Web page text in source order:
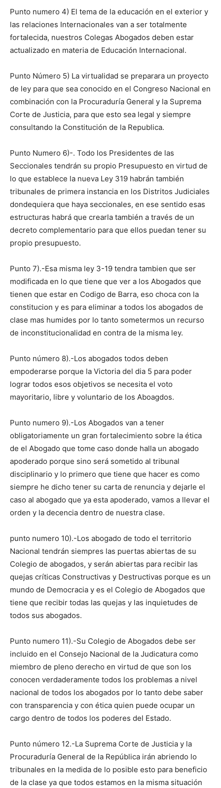
Punto numero 4) El tema de la educación en el exterior y
las relaciones Internacionales van a ser totalmente
fortalecida, nuestros Colegas Abogados deben estar
actualizado en materia de Educación Internacional.
Punto Número 5) La virtualidad se preparara un proyecto
de ley para que sea conocido en el Congreso Nacional en
combinación con la Procuraduría General y la Suprema
Corte de Justicia, para que esto sea legal y siempre
consultando la Constitución de la Republica.
Punto Numero 6)-. Todo los Presidentes de las
Seccionales tendrán su propio Presupuesto en virtud de
lo que establece la nueva Ley 319 habrán también
tribunales de primera instancia en los Distritos Judiciales
dondequiera que haya seccionales, en ese sentido esas
estructuras habrá que crearla también a través de un
decreto complementario para que ellos puedan tener su
propio presupuesto.
Punto 7).-Esa misma ley 3-19 tendra tambien que ser
modificada en lo que tiene que ver a los Abogados que
tienen que estar en Codigo de Barra, eso choca con la
constitucion y es para eliminar a todos los abogados de
clase mas humides por lo tanto sometermos un recurso
de inconstitucionalidad en contra de la misma ley.
Punto número 8).-Los abogados todos deben
empoderarse porque la Victoria del dia 5 para poder
lograr todos esos objetivos se necesita el voto
mayoritario, libre y voluntario de los Aboagdos.
Punto numero 9).-Los Abogados van a tener
obligatoriamente un gran fortalecimiento sobre la ética
de el Abogado que tome caso donde halla un abogado
apoderado porque sino será sometido al tribunal
disciplinario y lo primero que tiene que hacer es como
siempre he dicho tener su carta de renuncia y dejarle el
caso al abogado que ya esta apoderado, vamos a llevar el
orden y la decencia dentro de nuestra clase.
punto numero 10).-Los abogado de todo el territorio
Nacional tendrán siempres las puertas abiertas de su
Colegio de abogados, y serán abiertas para recibir las
quejas críticas Constructivas y Destructivas porque es un
mundo de Democracia y es el Colegio de Abogados que
tiene que recibir todas las quejas y las inquietudes de
todos sus abogados.
Punto numero 11).-Su Colegio de Abogados debe ser
incluido en el Consejo Nacional de la Judicatura como
miembro de pleno derecho en virtud de que son los
conocen verdaderamente todos los problemas a nivel
nacional de todos los abogados por lo tanto debe saber
con transparencia y con ética quien puede ocupar un
cargo dentro de todos los poderes del Estado.
Punto número 12.-La Suprema Corte de Justicia y la
Procuraduría General de la República irán abriendo lo
tribunales en la medida de lo posible esto para beneficio
de la clase ya que todos estamos en la misma situación